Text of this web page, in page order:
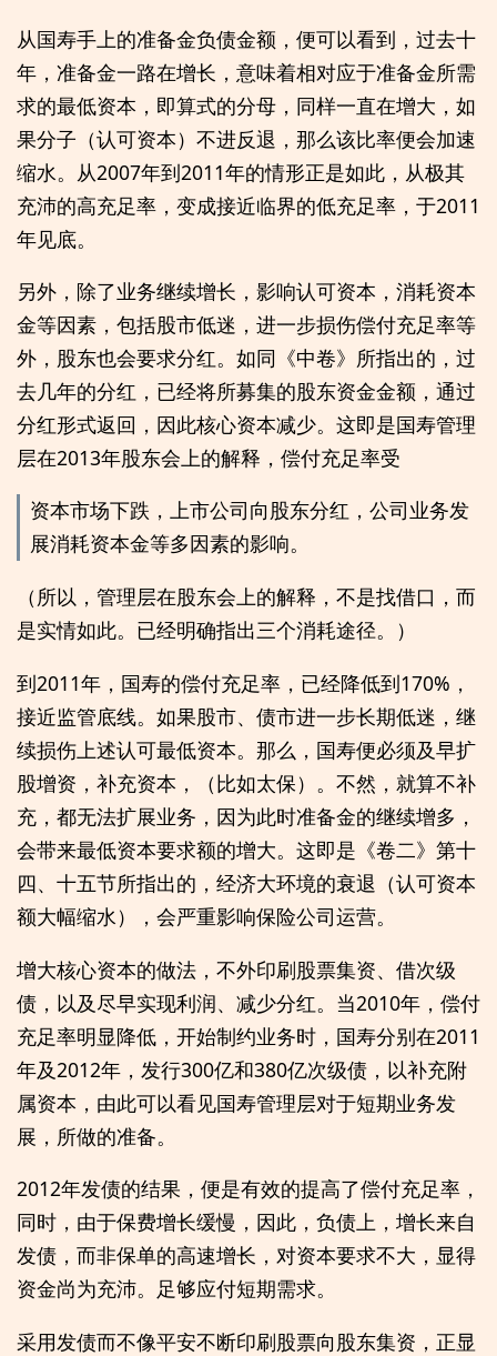
从国寿手上的准备金负债金额，便可以看到，过去十
年，准备金一路在增长，意味着相对应于准备金所需
求的最低资本，即算式的分母，同样一直在增大，如
果分子（认可资本）不进反退，那么该比率便会加速
缩水。从2007年到2011年的情形正是如此，从极其
充沛的高充足率，变成接近临界的低充足率，于2011
年见底。
另外，除了业务继续增长，影响认可资本，消耗资本
金等因素，包括股市低迷，进一步损伤偿付充足率等
外，股东也会要求分红。如同《中卷》所指出的，过
去几年的分红，已经将所募集的股东资金金额，通过
分红形式返回，因此核心资本减少。这即是国寿管理
层在2013年股东会上的解释，偿付充足率受
资本市场下跌，上市公司向股东分红，公司业务发
展消耗资本金等多因素的影响。
（所以，管理层在股东会上的解释，不是找借口，而
是实情如此。已经明确指出三个消耗途径。）
到2011年，国寿的偿付充足率，已经降低到170%，
接近监管底线。如果股市、债市进一步长期低迷，继
续损伤上述认可最低资本。那么，国寿便必须及早扩
股增资，补充资本，（比如太保）。不然，就算不补
充，都无法扩展业务，因为此时准备金的继续增多，
会带来最低资本要求额的增大。这即是《卷二》第十
四、十五节所指出的，经济大环境的衰退（认可资本
额大幅缩水），会严重影响保险公司运营。
增大核心资本的做法，不外印刷股票集资、借次级
债，以及尽早实现利润、减少分红。当2010年，偿付
充足率明显降低，开始制约业务时，国寿分别在2011
年及2012年，发行300亿和380亿次级债，以补充附
属资本，由此可以看见国寿管理层对于短期业务发
展，所做的准备。
2012年发债的结果，便是有效的提高了偿付充足率，
同时，由于保费增长缓慢，因此，负债上，增长来自
发债，而非保单的高速增长，对资本要求不大，显得
资金尚为充沛。足够应付短期需求。
采用发债而不像平安不断印刷股票向股东集资，正显